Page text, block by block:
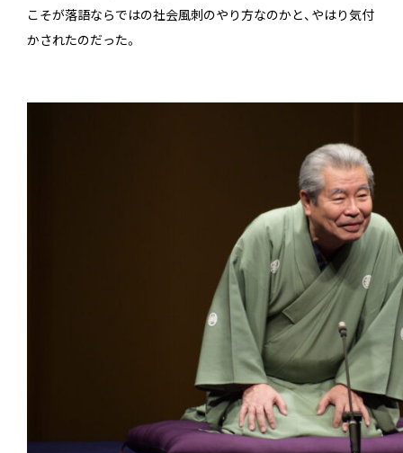
こそが落語ならではの社会風刺のやり方なのかと、やはり気付
かされたのだった。